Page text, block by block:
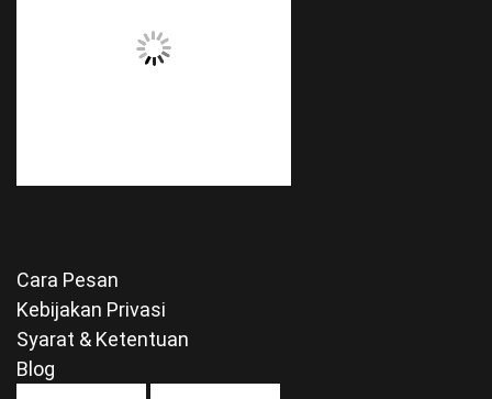
Cara Pesan
Kebijakan Privasi
Syarat & Ketentuan
Blog